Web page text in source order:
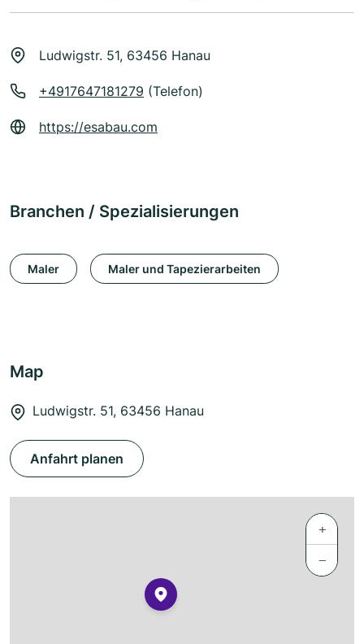
Ludwigstr. 51, 63456 Hanau
+4917647181279 (Telefon)
https://esabau.com
Branchen / Spezialisierungen
Maler Maler und Tapezierarbeiten
Map
Ludwigstr. 51, 63456 Hanau
Anfahrt planen
+
−